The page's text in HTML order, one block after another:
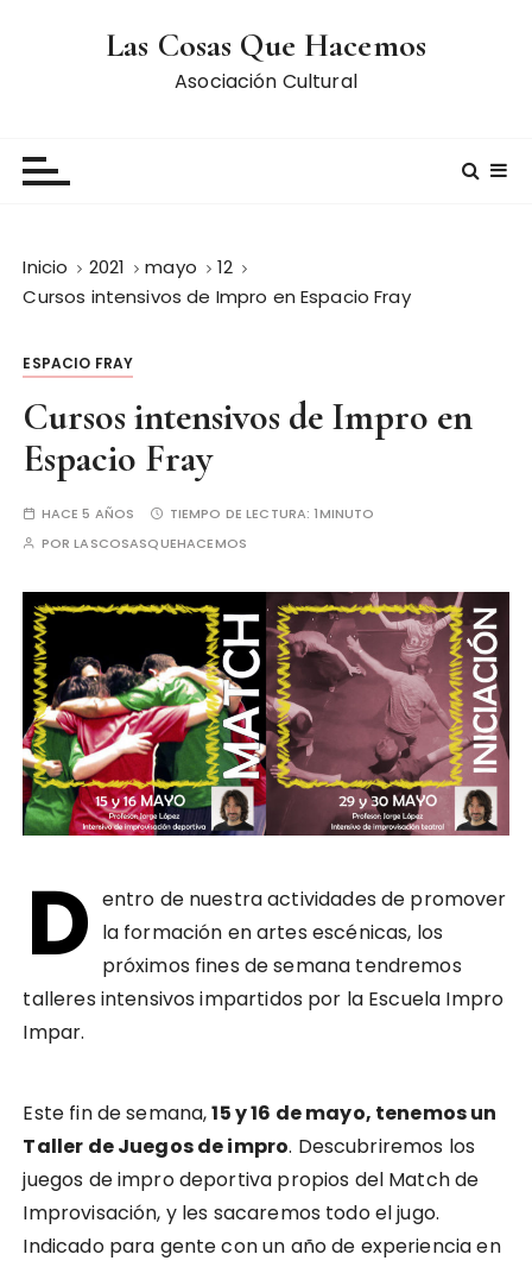
Las Cosas Que Hacemos
Asociación Cultural
Inicio 2021 mayo
12
Cursos intensivos de Impro en Espacio Fray
ESPACIO FRAY
Cursos intensivos de Impro en
Espacio Fray
HACE 5 AÑOS TIEMPO DE LECTURA:1MINUTO
PORLASCOSASQUEHACEMOS
D entro de nuestra actividades de promover
la formación en artes escénicas, los
próximos fines de semana tendremos
talleres intensivos impartidos por la Escuela Impro
Impar.
Este fin de semana,15 y 16 de mayo, tenemos un
Taller de Juegos de impro. Descubriremos los
juegos de impro deportiva propios del Match de
Improvisación, y les sacaremos todo el jugo.
Indicado para gente con un año de experiencia en